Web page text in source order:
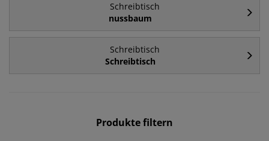
Schreibtisch
nussbaum
Schreibtisch
Schreibtisch
Produkte filtern